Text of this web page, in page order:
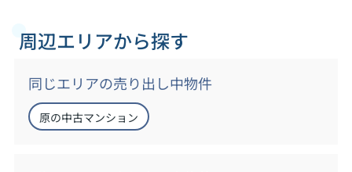
周辺エリアから探す
同じエリアの売り出し中物件
原の中古マンション